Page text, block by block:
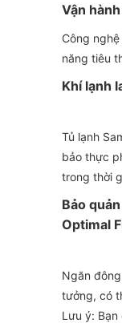
Vận
Công
năng tiêu
Khí lạnh
Tủ lạnh
bảo thực
trong thời
Bảo
Optimal
Ngăn
tưởng, có
Lưu ý: